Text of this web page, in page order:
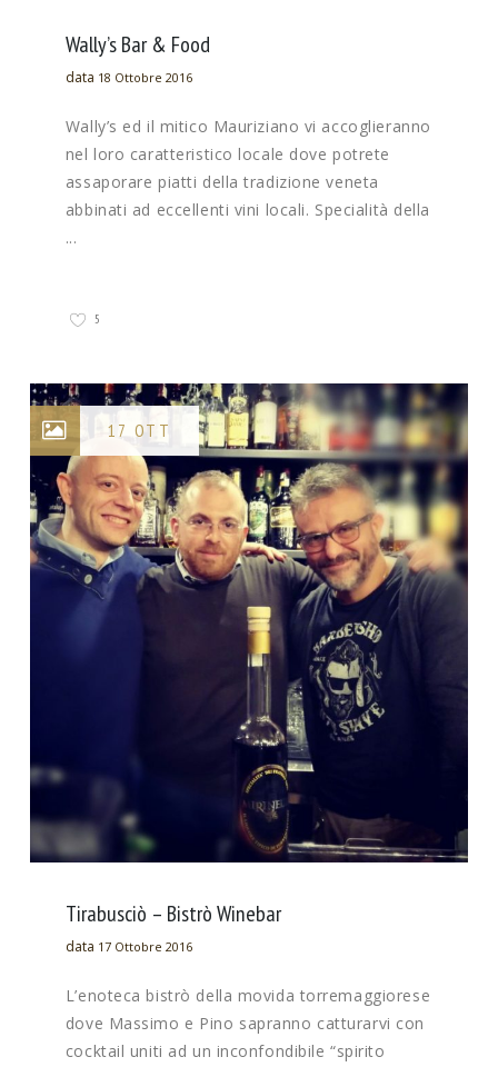
Wally’s Bar & Food
data 18 Ottobre 2016
Wally’s ed il mitico Mauriziano vi accoglieranno
nel loro caratteristico locale dove potrete
assaporare piatti della tradizione veneta
abbinati ad eccellenti vini locali. Specialità della
...
5
17 OTT
Tirabusciò – Bistrò Winebar
data 17 Ottobre 2016
L’enoteca bistrò della movida torremaggiorese
dove Massimo e Pino sapranno catturarvi con
cocktail uniti ad un inconfondibile “spirito